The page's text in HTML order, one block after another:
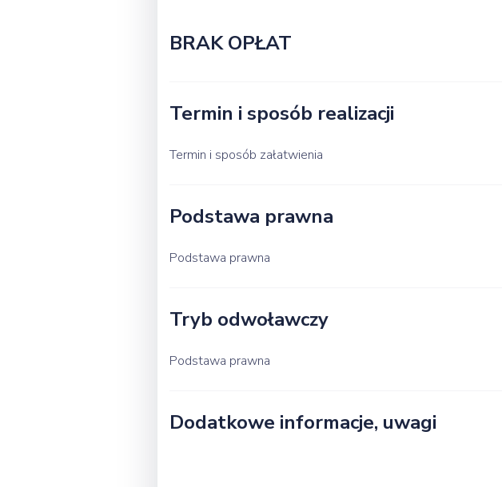
BRAK OPŁAT
Termin i sposób realizacji
Termin i sposób załatwienia
Podstawa prawna
Podstawa prawna
Tryb odwoławczy
Podstawa prawna
Dodatkowe informacje, uwagi